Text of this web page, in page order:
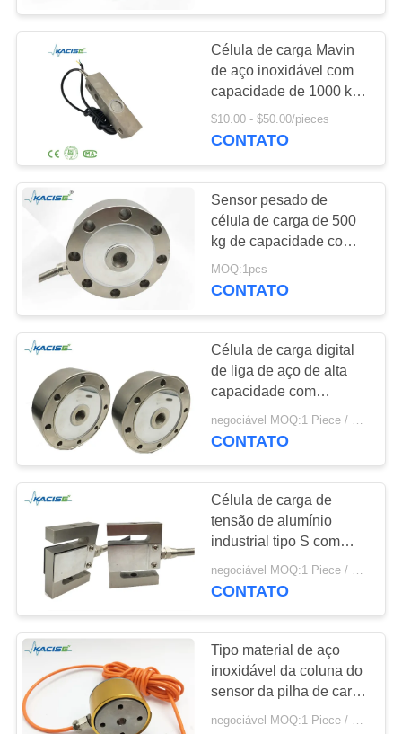
MAPA
POLÍTICA
DE
PRIVACIDADE
sensor ultrassônico
do transdutor
medidor de fluxo
ultrassônico
135
Medidor de fluxo
eletromagnético
134
Sensor de
giroscópio
eletrónico
325
Célula de carga Mavin
de aço inoxidável com
capacidade de 1000 kg
e proteção IP68 para
sistemas de pesagem
$10.00 - $50.00/pieces
CONTATO
Sensor pesado de
célula de carga de 500
kg de capacidade com
alta sensibilidade e
medição de força
MOQ:1pcs
CONTATO
Célula de carga digital
de liga de aço de alta
capacidade com
proteção IP67 para
aplicações de
CONTATO
Célula de carga de
tensão de alumínio
industrial tipo S com
proteção IP69 e alta
capacidade 200N para
negociável MOQ:1 Piece / Pieces
CONTATO
Tipo material de aço
inoxidável da coluna do
sensor da pilha de carga
da precisão alta
negociável MOQ:1 Piece / Pieces